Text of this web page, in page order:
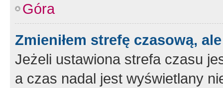
Góra
Zmieniłem strefę czasową,
Jeżeli ustawiona strefa czasu
a czas nadal jest wyświetlany